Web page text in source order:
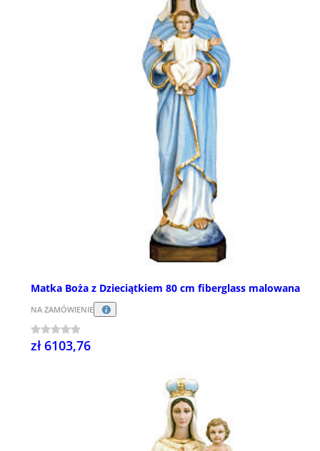
Matka Boża z Dzieciątkiem 80 cm fiberglass malowana
NA ZAMÓWIENIE
zł 6103,76